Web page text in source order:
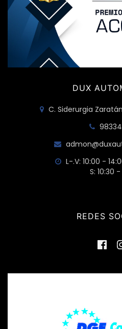
DUX
C. Siderurgia
L-.V: 10:00 -
S: 10:30 -
REDES